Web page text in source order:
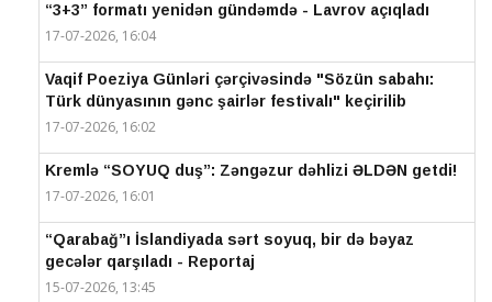
“3+3” formatı yenidən gündəmdə - Lavrov açıqladı
17-07-2026, 16:04
Vaqif Poeziya Günləri çərçivəsində "Sözün sabahı:
Türk dünyasının gənc şairlər festivalı" keçirilib
17-07-2026, 16:02
Kremlə “SOYUQ duş”: Zəngəzur dəhlizi ƏLDƏN getdi!
17-07-2026, 16:01
“Qarabağ”ı İslandiyada sərt soyuq, bir də bəyaz
gecələr qarşıladı - Reportaj
15-07-2026, 13:45